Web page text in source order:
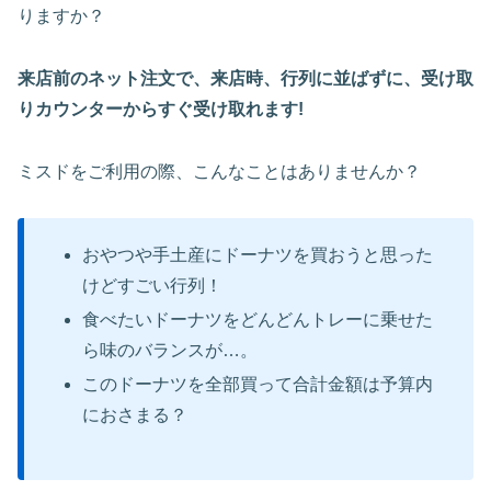
りますか？
来店前のネット注文で、来店時、行列に並ばずに、受け取
りカウンターからすぐ受け取れます!
ミスドをご利用の際、こんなことはありませんか？
おやつや手土産にドーナツを買おうと思った
けどすごい行列！
食べたいドーナツをどんどんトレーに乗せた
ら味のバランスが…。
このドーナツを全部買って合計金額は予算内
におさまる？